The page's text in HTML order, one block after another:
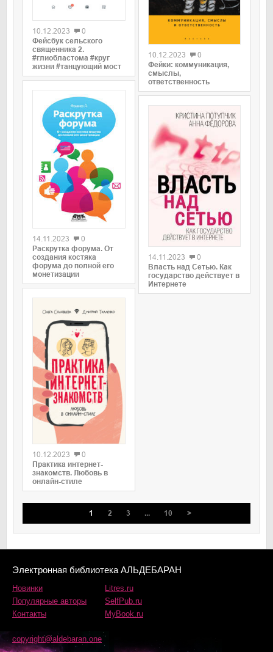
10.12.2023
0
Фейсбук сельского
священника 2.
#глиобластома #круг
жизни #танцующий мост
14.11.2023
0
Раскрутка форума. От
создания костяка
форума до полной его
монетизации
10.12.2023
0
Практика интернет-
знакомств. Любовь в
онлайн-стиле
10.12.2023
0
Фейки: коммуникация,
смыслы,
ответственность
14.11.2023
0
Власть над Сетью. Как
государство действует в
Интернете
1 2 3 ... 10 >
Электронная библиотека АЛЬДЕБАРАН
Новинки
Популярные авторы
Контакты
Litres.ru
SelfPub.ru
MyBook.ru
copyright@aldebaran.one